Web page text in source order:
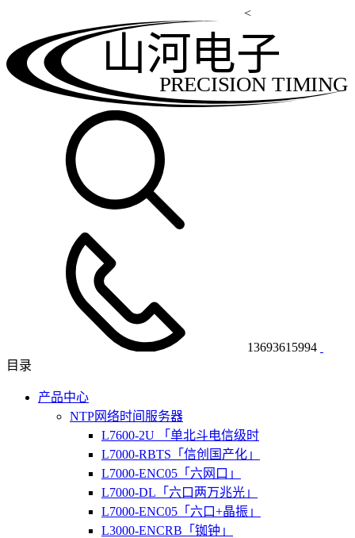
<
PRECISION TIMING
山河电子
13693615994
目录
产品中心
NTP网络时间服务器
L7600-2U 「单北斗电信级时
L7000-RBTS「信创国产化」
L7000-ENC05「六网口」
L7000-DL「六口两万兆光」
L7000-ENC05「六口+晶振」
L3000-ENCRB「铷钟」